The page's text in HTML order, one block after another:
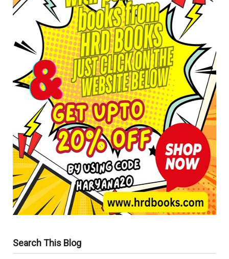
Search This Blog